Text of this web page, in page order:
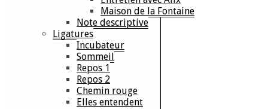
Maison de la Fontaine
Note descriptive
Ligatures
Incubateur
Sommeil
Repos 1
Repos 2
Chemin rouge
Elles entendent